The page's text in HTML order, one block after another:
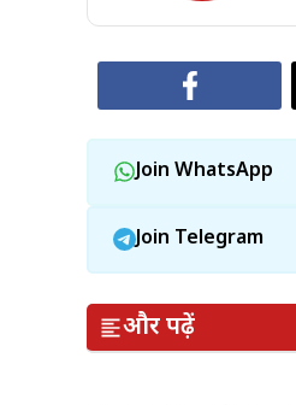
Join WhatsApp
Join Telegram
और पढ़ें